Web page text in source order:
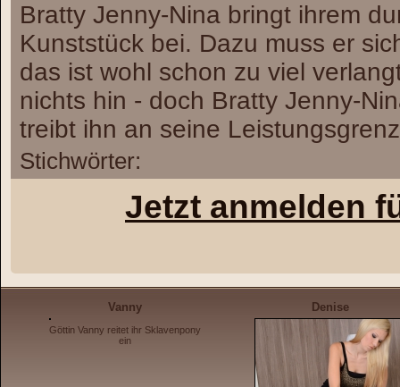
Bratty Jenny-Nina bringt ihrem
Kunststück bei. Dazu muss er
das ist wohl schon zu viel
nichts hin - doch Bratty Jenny-
treibt ihn an seine
Stichwörter:
Jetzt anmelden
Vanny
Göttin Vanny reitet ihr Sklavenpony
ein
Denise